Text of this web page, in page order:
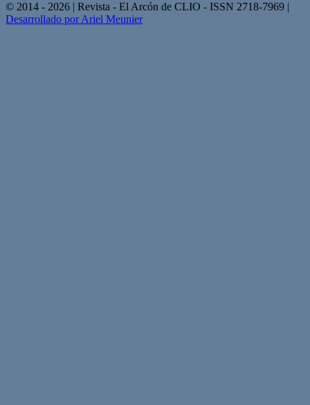
© 2014 - 2026 | Revista - El Arcón de CLIO - ISSN 2718-7969 |
Desarrollado por Ariel Meunier